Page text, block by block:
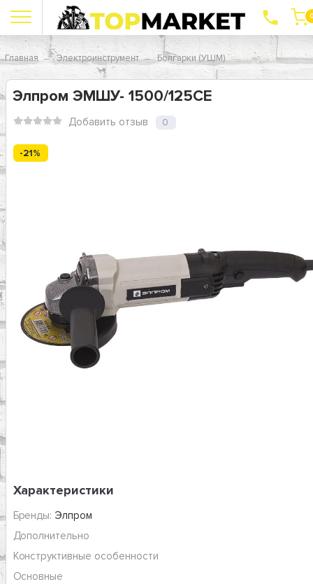
Главная Электроинструмент Болгарки (УШМ)
Элпром ЭМШУ- 1500/125CE
Добавить отзыв 0
-21%
Характеристики
Бренды: Элпром
Дополнительно
Конструктивные особенности
Основные